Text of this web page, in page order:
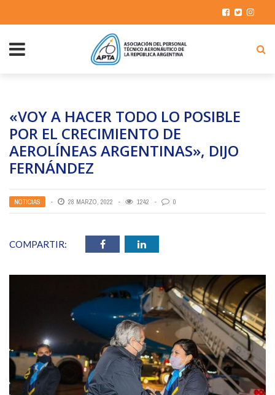
«VOY A HACER TODO LO POSIBLE
POR EL CRECIMIENTO DE
AEROLÍNEAS ARGENTINAS», DIJO
FERNÁNDEZ
NOTICIAS 28 MARZO, 2022 1242 0
COMPARTIR: